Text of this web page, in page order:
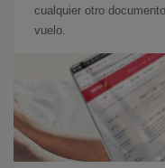
cualquier otro
vuelo.